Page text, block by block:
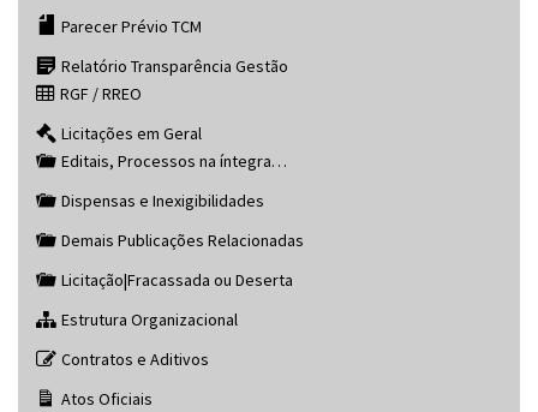
Parecer Prévio TCM
Relatório Transparência Gestão
RGF / RREO
Licitações em Geral
Editais, Processos na íntegra…
Dispensas e Inexigibilidades
Demais Publicações Relacionadas
Licitação|Fracassada ou Deserta
Estrutura Organizacional
Contratos e Aditivos
Atos Oficiais